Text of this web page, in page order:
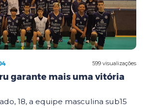
599 visualizações
garante mais uma vitória
18, a equipe masculina sub15